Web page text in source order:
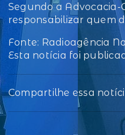
Segundo a Advocacia-
responsabilizar quem
Fonte: Radioagência
Esta notícia foi
Compartilhe essa